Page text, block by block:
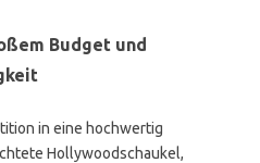
Budget und
in eine hochwertig
Hollywoodschaukel,